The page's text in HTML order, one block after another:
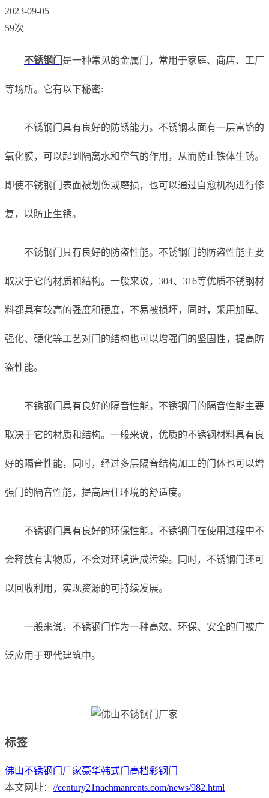
2023-09-05
59次
不锈钢门 是一种常见的金属门，常用于家庭、商店、工厂
等场所。它有以下秘密:
不锈钢门具有良好的防锈能力。不锈钢表面有一层富铬的
氧化膜，可以起到隔离水和空气的作用，从而防止铁体生锈。
即使不锈钢门表面被划伤或磨损，也可以通过自愈机构进行修
复，以防止生锈。
不锈钢门具有良好的防盗性能。不锈钢门的防盗性能主要
取决于它的材质和结构。一般来说，304、316等优质不锈钢材
料都具有较高的强度和硬度，不易被损坏，同时，采用加厚、
强化、硬化等工艺对门的结构也可以增强门的坚固性，提高防
盗性能。
不锈钢门具有良好的隔音性能。不锈钢门的隔音性能主要
取决于它的材质和结构。一般来说，优质的不锈钢材料具有良
好的隔音性能，同时，经过多层隔音结构加工的门体也可以增
强门的隔音性能，提高居住环境的舒适度。
不锈钢门具有良好的环保性能。不锈钢门在使用过程中不
会释放有害物质，不会对环境造成污染。同时，不锈钢门还可
以回收利用，实现资源的可持续发展。
一般来说，不锈钢门作为一种高效、环保、安全的门被广
泛应用于现代建筑中。
标签
佛山不锈钢门厂家豪华韩式门 高档彩钢门
本文网址： //century21nachmanrents.com/news/982.html